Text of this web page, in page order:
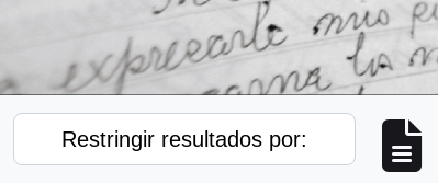
Restringir resultados por: